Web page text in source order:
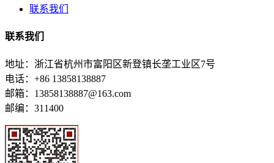
联系我们
联系我们
地址：浙江省杭州市富阳区新登镇长垄工业区7号
电话：+86 13858138887
邮箱：13858138887@163.com
邮编：311400